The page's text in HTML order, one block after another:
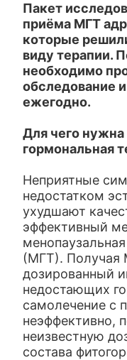
Пакет
приёма МГТ
которые
виду терапии.
необходимо
обследование
ежегодно.
Для чего
гормональная
Неприятные
недостатком
ухудшают
эффективный
(МГТ). Получая
дозированный
недостающих
самолечение
неэффективно,
неизвестную
состава